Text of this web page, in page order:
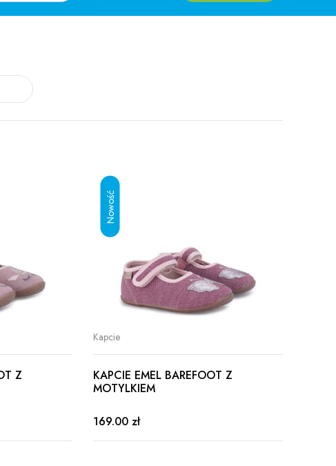
Z
Kapcie
KAPCIE EMEL BAREFOOT Z
MOTYLKIEM
169.00 zł